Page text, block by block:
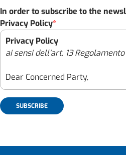
In order to subscribe to the
Privacy Policy*
Privacy Policy
ai sensi dell’art. 13
Dear Concerned Party,
con il presente documento
il nostro impegno per garantire
avvenga nel pieno rispetto